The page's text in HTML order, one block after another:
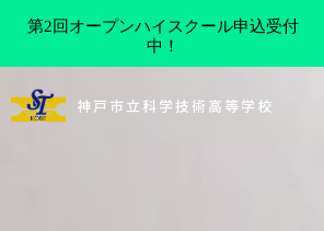
ン
神戸市立科学技術高等学校
第2回オープンハイスクール申込受付
中！